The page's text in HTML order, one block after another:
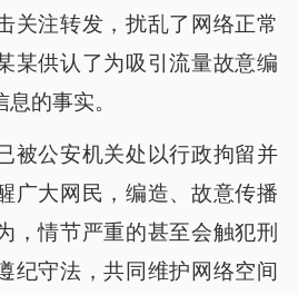
关注转发，扰乱了网络正常
某供认了为吸引流量故意编
的事实。
公安机关处以行政拘留并
广大网民，编造、故意传播
，情节严重的甚至会触犯刑
纪守法，共同维护网络空间